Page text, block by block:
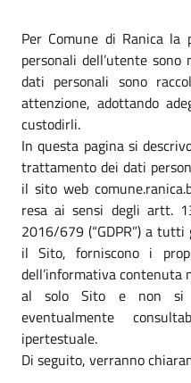
Per Comune di Ranica
personali dell’utente
dati personali sono
attenzione, adottando
custodirli.
In questa pagina si
trattamento dei dati
il sito web
resa ai sensi degli artt.
2016/679 (“GDPR”) a
il Sito, forniscono i
dell’informativa contenuta
al solo Sito e non si
eventualmente
ipertestuale.
Di seguito, verranno